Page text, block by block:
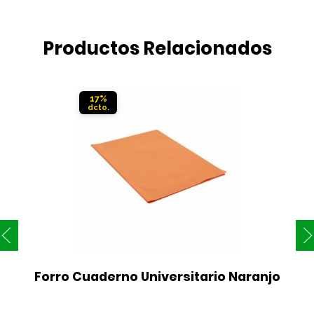
Productos Relacionados
17%
Forro Cuaderno Universitario Naranjo